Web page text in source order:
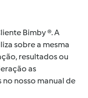
Bimby ®. A
sobre a mesma
resultados ou
as
nosso manual de